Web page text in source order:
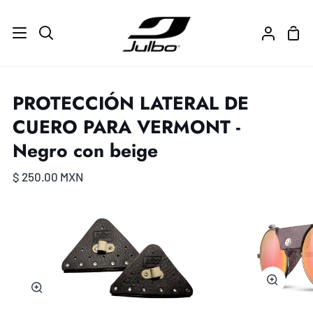
directamente
Buscar
Mi
PROTECCIÓN LATERAL DE
CUERO PARA VERMONT -
Negro con beige
$ 250.00 MXN